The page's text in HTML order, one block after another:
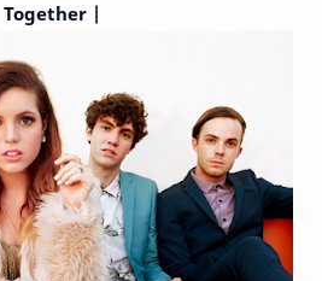
Together |